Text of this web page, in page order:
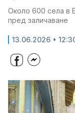
Около 600 села в
пред заличаване
13.06.2026 •